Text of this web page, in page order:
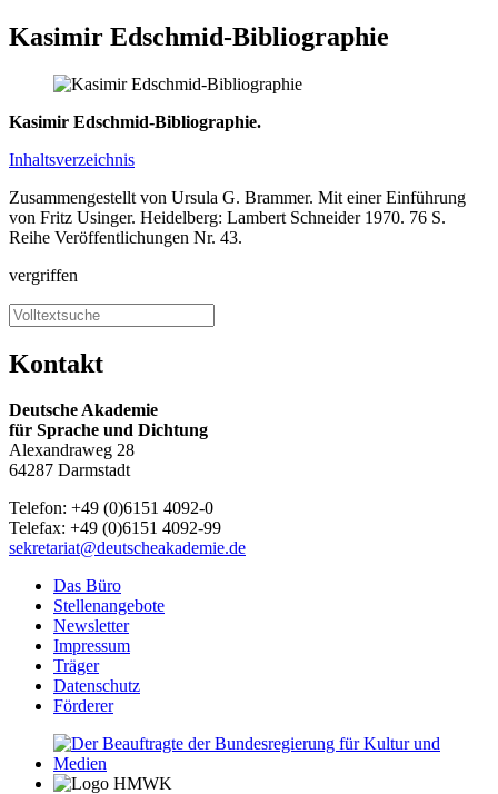
Kasimir Edschmid-Bibliographie
Kasimir Edschmid-Bibliographie.
Inhaltsverzeichnis
Zusammengestellt von Ursula G. Brammer. Mit einer Einführung
von Fritz Usinger. Heidelberg: Lambert Schneider 1970. 76 S.
Reihe Veröffentlichungen Nr. 43.
vergriffen
Kontakt
Deutsche Akademie
für Sprache und Dichtung
Alexandraweg 28
64287 Darmstadt
Telefon: +49 (0)6151 4092-0
Telefax: +49 (0)6151 4092-99
sekretariat@deutscheakademie.de
Das Büro
Stellenangebote
Newsletter
Impressum
Träger
Datenschutz
Förderer